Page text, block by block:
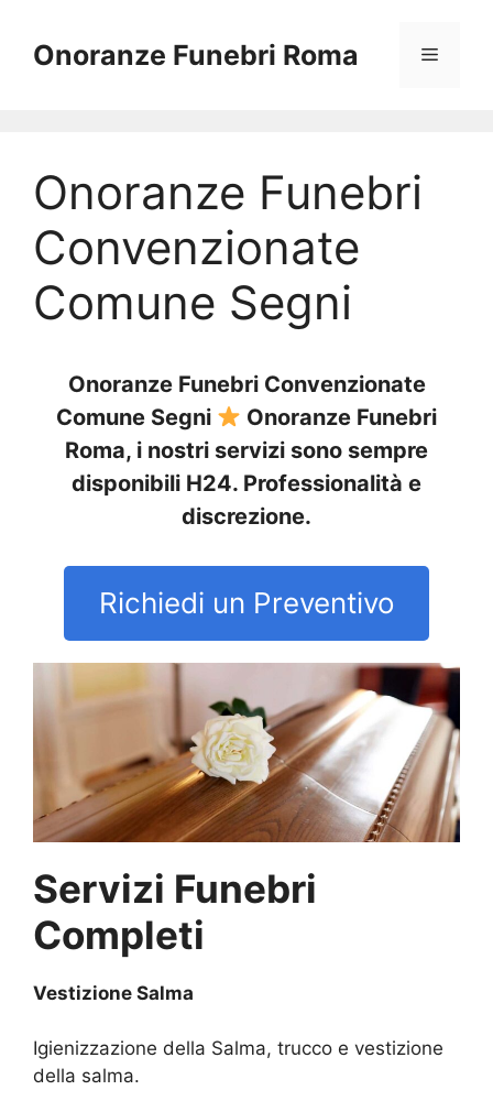
contenuto
Onoranze Funebri Roma Menu
Onoranze Funebri
Convenzionate
Comune Segni
Onoranze Funebri Convenzionate
Comune Segni
Onoranze Funebri
Roma, i nostri servizi sono sempre
disponibili H24. Professionalità e
discrezione.
Richiedi un Preventivo
Servizi Funebri
Completi
Vestizione Salma
Igienizzazione della Salma, trucco e vestizione
della salma.